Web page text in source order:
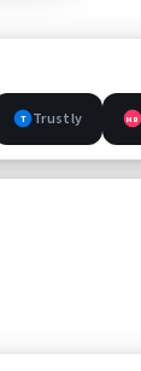
T Trustly MB